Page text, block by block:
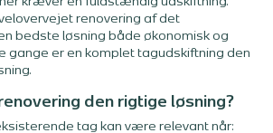
renovering af det
bedste løsning både økonomisk og
gange er en komplet tagudskiftning den
den rigtige løsning?
tag kan være relevant når: